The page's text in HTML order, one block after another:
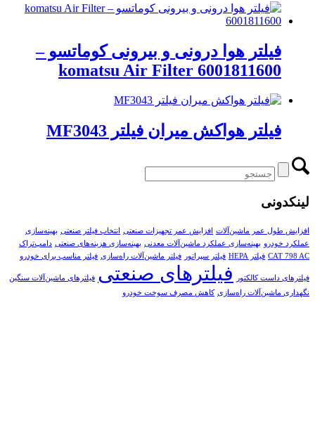
فیلتر هوا درونی و بیرونی کوماتسو –
komatsu Air Filter 6001811600
فیلتر هواکش میران فیلتر MF3043
لینکدونی
افزایش طول عمر ماشین‌آلات افزایش عمر تجهیزات صنعتی انتخاب فیلتر صنعتی بهینه‌سازی
عملکرد خودرو بهینه‌سازی عملکرد ماشین‌آلات معدنی بهینه‌سازی هزینه‌های صنعتی دامپ‌تراک
CAT 798 AC فیلتر HEPA فیلتر سپراتور فیلتر ماشین‌آلات راه‌سازی فیلتر مناسب برای خودرو
فیلترهای داست کالکتور فیلترهای صنعتی فیلترهای ماشین‌آلات سنگین
نگهداری ماشین‌آلات راه‌سازی کاهش مصرف سوخت خودرو